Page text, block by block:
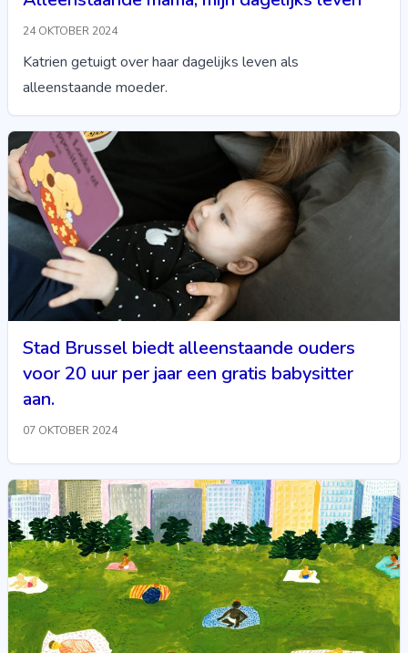
24 OKTOBER 2024
Katrien getuigt over haar dagelijks leven als
alleenstaande moeder.
Stad Brussel biedt alleenstaande ouders
voor 20 uur per jaar een gratis babysitter
aan.
07 OKTOBER 2024